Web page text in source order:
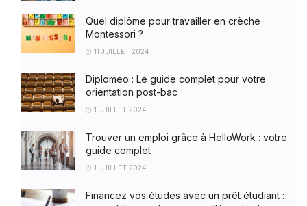
Quel diplôme pour travailler en crèche
Montessori ?
11 JUILLET 2024
Diplomeo : Le guide complet pour votre
orientation post-bac
1 JUILLET 2024
Trouver un emploi grâce à HelloWork : votre
guide complet
1 JUILLET 2024
Financez vos études avec un prêt étudiant :